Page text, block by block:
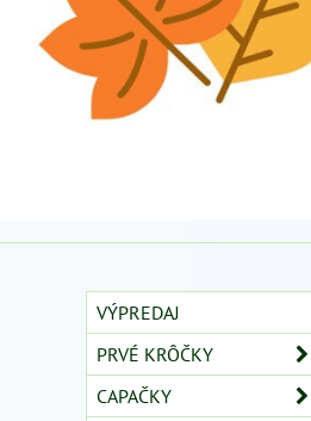
VÝPREDAJ
PRVÉ KRÔČKY
CAPAČKY